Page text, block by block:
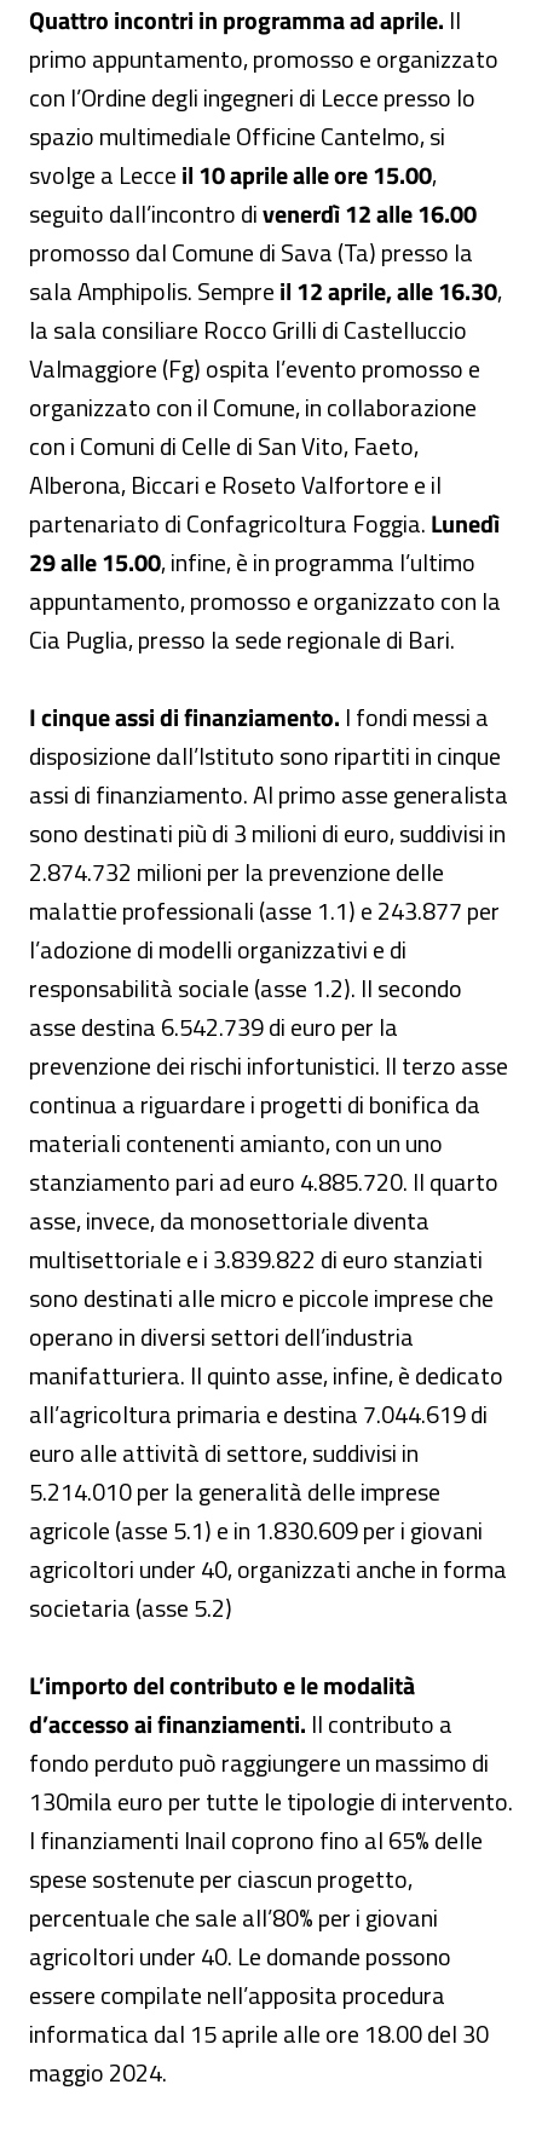
Quattro incontri in programma ad aprile. Il
primo appuntamento, promosso e organizzato
con l’Ordine degli ingegneri di Lecce presso lo
spazio multimediale Officine Cantelmo, si
svolge a Lecceil 10 aprile alle ore 15.00,
seguito dall’incontro divenerdì 12 alle 16.00
promosso dal Comune di Sava (Ta) presso la
sala Amphipolis. Sempreil 12 aprile, alle 16.30,
la sala consiliare Rocco Grilli di Castelluccio
Valmaggiore (Fg) ospita l’evento promosso e
organizzato con il Comune, in collaborazione
con i Comuni di Celle di San Vito, Faeto,
Alberona, Biccari e Roseto Valfortore e il
partenariato di Confagricoltura Foggia.Lunedì
29 alle 15.00, infine, è in programma l’ultimo
appuntamento, promosso e organizzato con la
Cia Puglia, presso la sede regionale di Bari.
I cinque assi di finanziamento. I fondi messi a
disposizione dall’Istituto sono ripartiti in cinque
assi di finanziamento. Al primo asse generalista
sono destinati più di 3 milioni di euro, suddivisi in
2.874.732 milioni per la prevenzione delle
malattie professionali (asse 1.1) e 243.877 per
l’adozione di modelli organizzativi e di
responsabilità sociale (asse 1.2). Il secondo
asse destina 6.542.739 di euro per la
prevenzione dei rischi infortunistici. Il terzo asse
continua a riguardare i progetti di bonifica da
materiali contenenti amianto, con un uno
stanziamento pari ad euro 4.885.720. Il quarto
asse, invece, da monosettoriale diventa
multisettoriale e i 3.839.822 di euro stanziati
sono destinati alle micro e piccole imprese che
operano in diversi settori dell’industria
manifatturiera. Il quinto asse, infine, è dedicato
all’agricoltura primaria e destina 7.044.619 di
euro alle attività di settore, suddivisi in
5.214.010 per la generalità delle imprese
agricole (asse 5.1) e in 1.830.609 per i giovani
agricoltori under 40, organizzati anche in forma
societaria (asse 5.2)
L’importo del contributo e le modalità
d’accesso ai finanziamenti. Il contributo a
fondo perduto può raggiungere un massimo di
130mila euro per tutte le tipologie di intervento.
I finanziamenti Inail coprono fino al 65% delle
spese sostenute per ciascun progetto,
percentuale che sale all’80% per i giovani
agricoltori under 40. Le domande possono
essere compilate nell’apposita procedura
informatica dal 15 aprile alle ore 18.00 del 30
maggio 2024.